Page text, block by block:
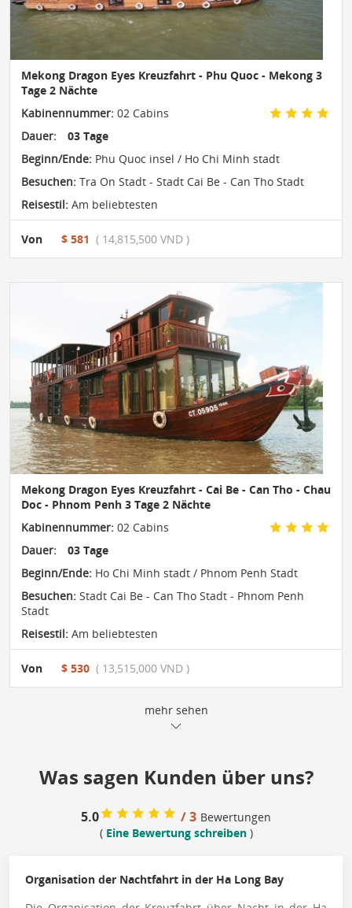
Mekong Dragon Eyes Kreuzfahrt - Phu Quoc - Mekong 3
Tage 2 Nächte
Kabinennummer: 02 Cabins
Dauer:
03 Tage
Beginn/Ende: Phu Quoc insel / Ho Chi Minh stadt
Besuchen: Tra On Stadt - Stadt Cai Be - Can Tho Stadt
Reisestil: Am beliebtesten
Von $ 581 ( 14,815,500 VND )
Mekong Dragon Eyes Kreuzfahrt - Cai Be - Can Tho - Chau
Doc - Phnom Penh 3 Tage 2 Nächte
Kabinennummer: 02 Cabins
Dauer:
03 Tage
Beginn/Ende: Ho Chi Minh stadt / Phnom Penh Stadt
Besuchen: Stadt Cai Be - Can Tho Stadt - Phnom Penh
Stadt
Reisestil: Am beliebtesten
Von $ 530 ( 13,515,000 VND )
mehr sehen
Was sagen Kunden über uns?
5.0 / 3 Bewertungen
( Eine Bewertung schreiben)
Organisation der Nachtfahrt in der Ha Long Bay